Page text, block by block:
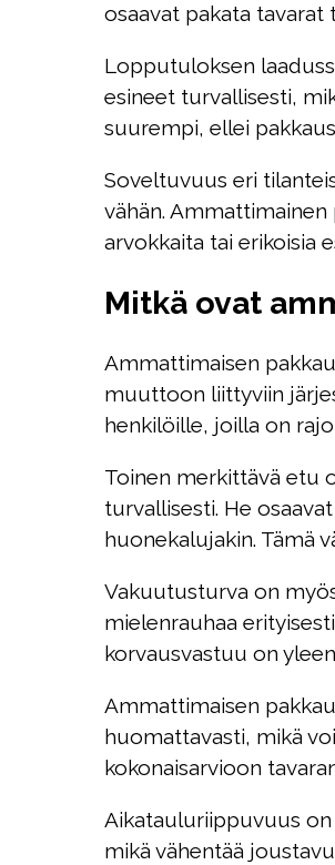
osaavat pakata
Lopputuloksen
esineet turvallisesti,
suurempi, ellei
Soveltuvuus eri
vähän.
arvokkaita tai erikoisia
Mitkä ovat
Ammattimaisen
muuttoon liittyviin
henkilöille, joilla on
Toinen merkittävä etu
turvallisesti. He
huonekalujakin. Tämä
Vakuutusturva on
mielenrauhaa
korvausvastuu on
Ammattimaisen
huomattavasti, mikä
kokonaisarvioon
Aikatauluriippuvuus
mikä vähentää